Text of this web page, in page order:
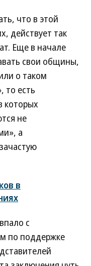
что в этой
действует так
Еще в начале
свои общины,
о таком
то есть
которых
не
а
в
с
по поддержке